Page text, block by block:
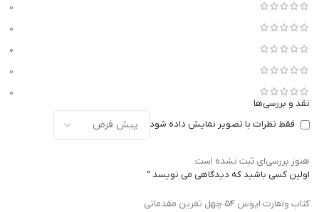
0
0
0
0
0
نقد و بررسی‌ها
فقط نظرات با تصویر نمایش داده شود
هنوز بررسی‌ای ثبت نشده است.
اولین کسی باشید که دیدگاهی می نویسد “
کتاب ولفارت اپوس 54 چهل تمرین مقدماتی